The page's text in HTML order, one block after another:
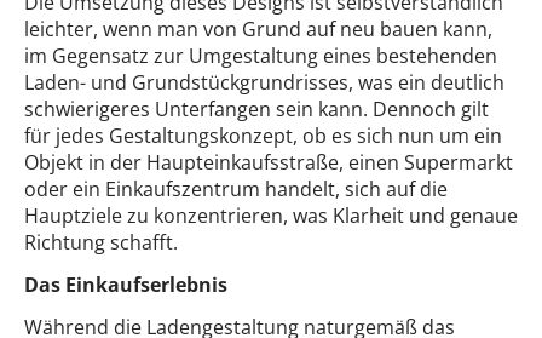
leichter, wenn man von Grund auf neu bauen kann,
im Gegensatz zur Umgestaltung eines bestehenden
Laden- und Grundstückgrundrisses, was ein deutlich
schwierigeres Unterfangen sein kann. Dennoch gilt
für jedes Gestaltungskonzept, ob es sich nun um ein
Objekt in der Haupteinkaufsstraße, einen Supermarkt
oder ein Einkaufszentrum handelt, sich auf die
Hauptziele zu konzentrieren, was Klarheit und genaue
Richtung schafft.
Das Einkaufserlebnis
Während die Ladengestaltung naturgemäß das